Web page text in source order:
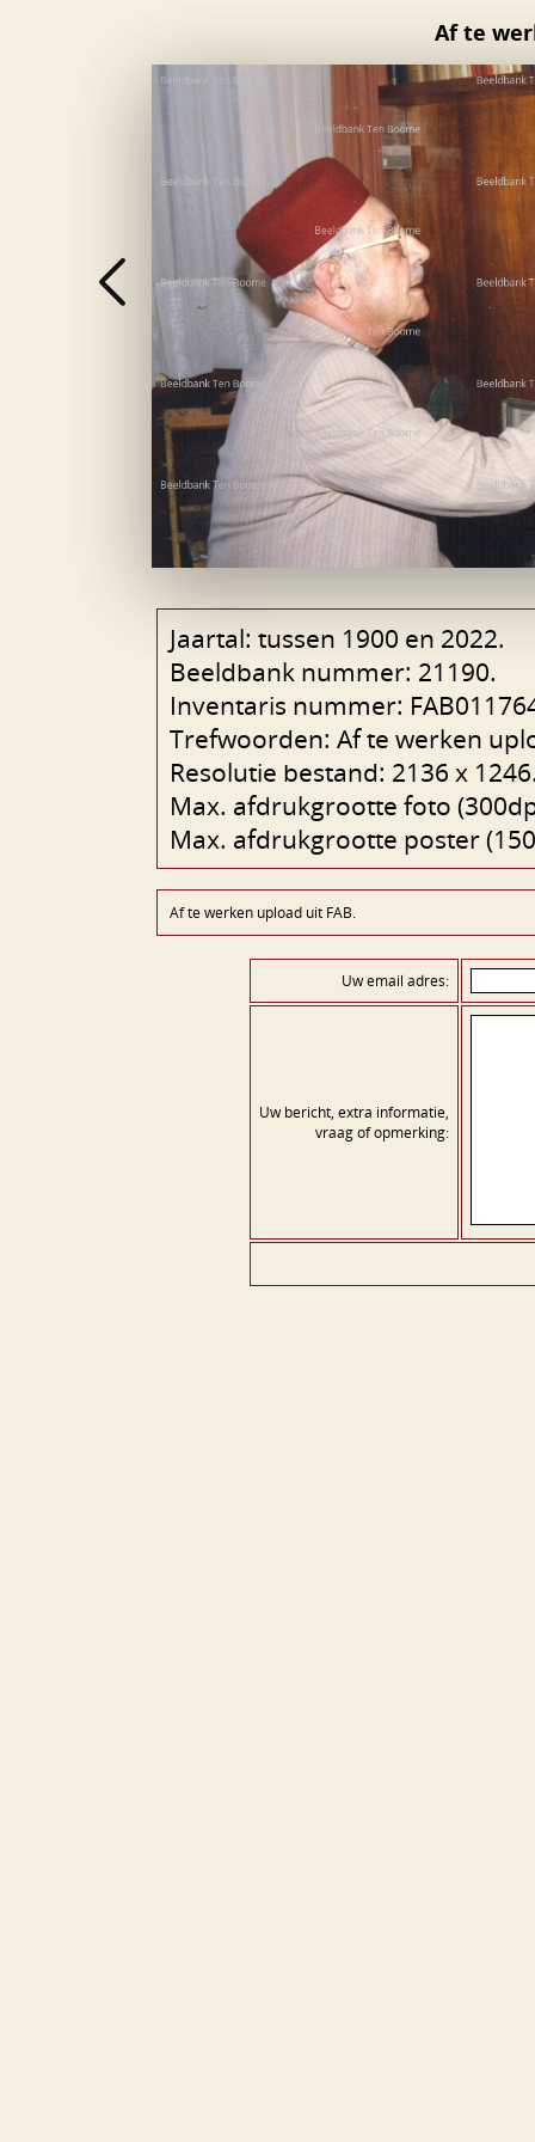
Af te
Jaartal: tussen 1900 en 2022.
Beeldbank nummer: 21190.
Inventaris nummer:
Trefwoorden: Af te werken
Resolutie bestand: 2136 x
Max. afdrukgrootte foto
Max. afdrukgrootte poster
Af te werken upload uit FAB.
Uw email adres:
Uw bericht, extra informatie,
vraag of opmerking: